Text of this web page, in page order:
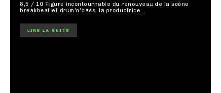
8,5 / 10 Figure incontournable du renouveau de la scène
breakbeat et drum'n'bass, la productrice...
LIRE LA SUITE